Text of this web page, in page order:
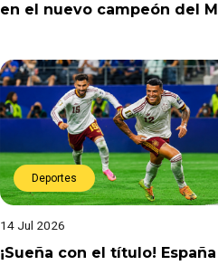
en el nuevo campeón del
Deportes
14 Jul 2026
¡Sueña con el título!